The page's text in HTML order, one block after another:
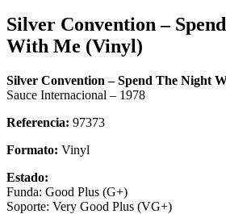
Silver Convention –
With Me (Vinyl)
Silver Convention – Spend The Night
Sauce Internacional – 1978
Referencia: 97373
Formato: Vinyl
Estado:
Funda: Good Plus (G+)
Soporte: Very Good Plus (VG+)